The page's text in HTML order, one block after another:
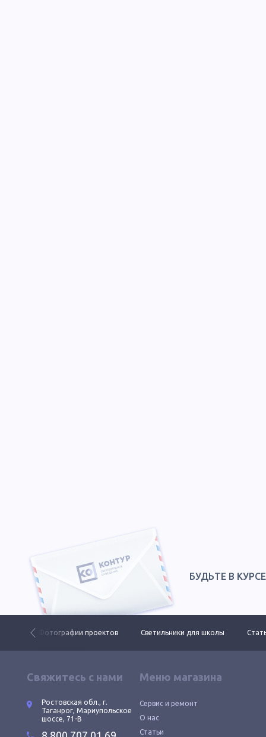
БУДЬТЕ В
Фотографии проектов Светильники для школы
Свяжитесь с нами
Ростовская обл., г.
Таганрог, Мариупольское
шоссе, 71-В
Меню магазина
Сервис и ремонт
О нас
Статьи